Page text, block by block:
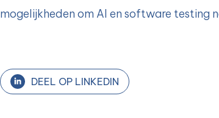
mogelijkheden om AI en software testing
DEEL OP LINKEDIN